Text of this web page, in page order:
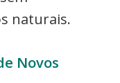
naturais.
Novos